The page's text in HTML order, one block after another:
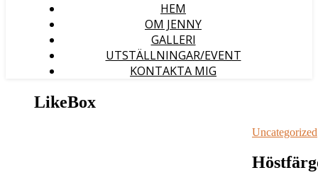
HEM
OM JENNY
GALLERI
UTSTÄLLNINGAR/EVENT
KONTAKTA MIG
LikeBox
Uncategorized